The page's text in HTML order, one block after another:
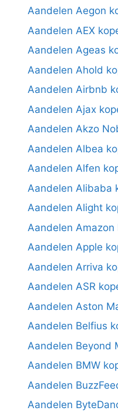
Aandelen Aegon
Aandelen AEX
Aandelen Ageas
Aandelen Ahold
Aandelen Airbnb
Aandelen Ajax
Aandelen Akzo
Aandelen Albea
Aandelen Alfen
Aandelen Alibaba
Aandelen Alight
Aandelen Amazon
Aandelen Apple
Aandelen Arriva
Aandelen ASR
Aandelen Aston
Aandelen Belfius
Aandelen Beyond
Aandelen BMW
Aandelen
Aandelen